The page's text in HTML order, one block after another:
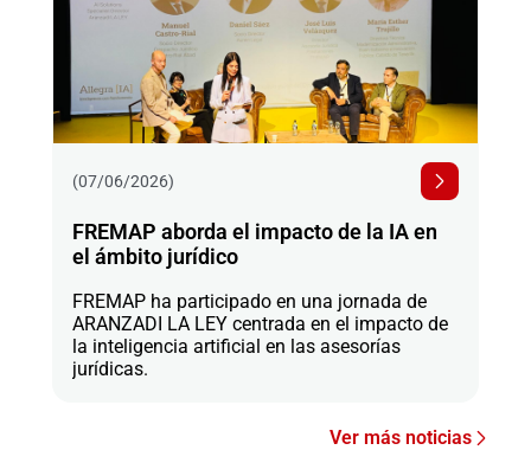
(07/06/2026)
FREMAP aborda el impacto de la IA en
el ámbito jurídico
FREMAP ha participado en una jornada de
ARANZADI LA LEY centrada en el impacto de
la inteligencia artificial en las asesorías
jurídicas.
Ver más noticias